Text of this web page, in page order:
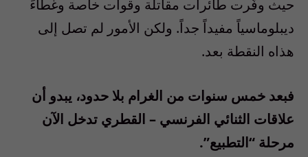
حيث وفّرت طائرات مقاتلة وقوات خاصة وغطاءً
ديبلوماسياً مفيداً جداً. ولكن الأمور لم تصل إلى
هذاه النقطة بعد.
فبعد خمس سنوات من الغرام بلا حدود، يبدو أن
علاقات الثنائي الفرنسي – القطري تدخل الآن
مرحلة “التطبيع”.